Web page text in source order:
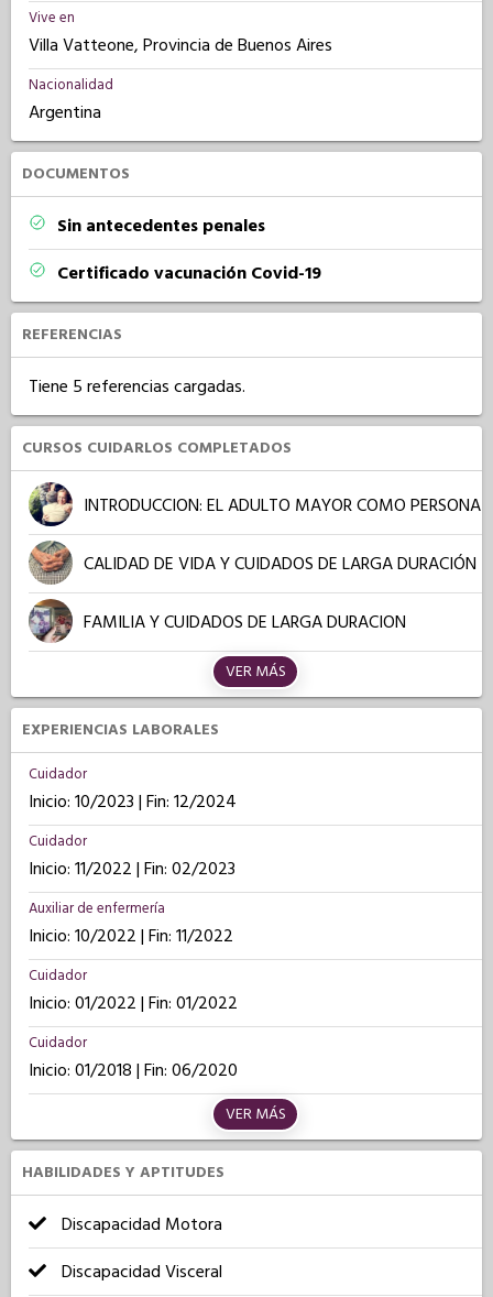
Vive en
Villa Vatteone, Provincia de Buenos Aires
Nacionalidad
Argentina
DOCUMENTOS
Sin antecedentes penales
Certificado vacunación Covid-19
REFERENCIAS
Tiene 5 referencias cargadas.
CURSOS CUIDARLOS COMPLETADOS
INTRODUCCION: EL ADULTO MAYOR COMO PERSONA
CALIDAD DE VIDA Y CUIDADOS DE LARGA DURACIÓN
FAMILIA Y CUIDADOS DE LARGA DURACION
VER MÁS
EXPERIENCIAS LABORALES
Cuidador
Inicio: 10/2023 | Fin: 12/2024
Cuidador
Inicio: 11/2022 | Fin: 02/2023
Auxiliar de enfermería
Inicio: 10/2022 | Fin: 11/2022
Cuidador
Inicio: 01/2022 | Fin: 01/2022
Cuidador
Inicio: 01/2018 | Fin: 06/2020
VER MÁS
HABILIDADES Y APTITUDES
Discapacidad Motora
Discapacidad Visceral